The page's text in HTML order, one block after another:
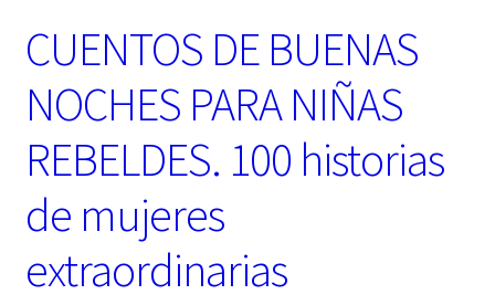
CUENTOS DE BUENAS
NOCHES PARA NIÑAS
REBELDES. 100 historias
de mujeres
extraordinarias